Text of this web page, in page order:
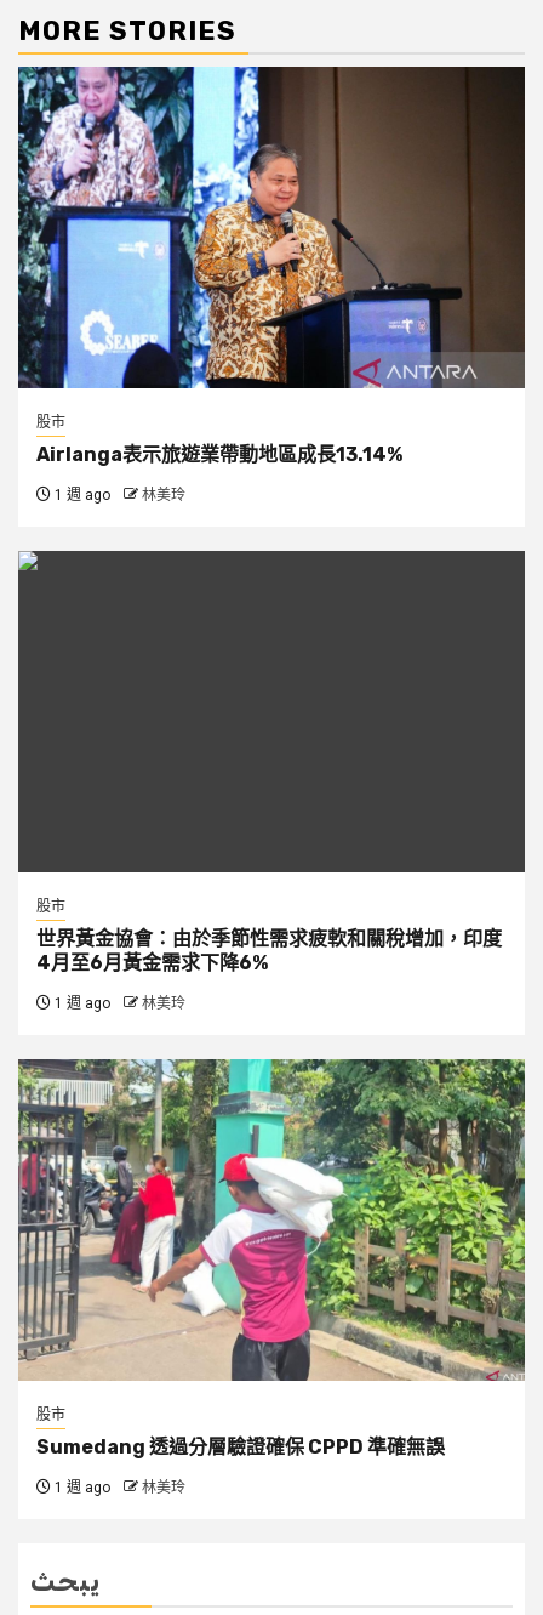
MORE STORIES
股市
Airlanga表示旅遊業帶動地區成長13.14%
1 週 ago 林美玲
股市
世界黃金協會：由於季節性需求疲軟和關稅增加，印度
4月至6月黃金需求下降6%
1 週 ago 林美玲
股市
Sumedang 透過分層驗證確保 CPPD 準確無誤
1 週 ago 林美玲
يبحث